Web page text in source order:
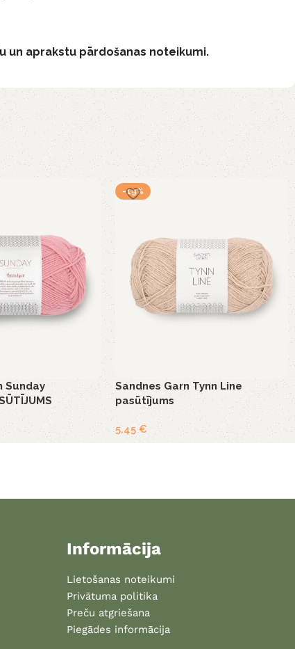
un aprakstu pārdošanas noteikumi.
Sunday
-19%
Sandnes Garn Tynn Line
pasūtījums
5,45€
Informācija
Lietošanas noteikumi
Privātuma politika
Preču atgriešana
Piegādes informācija